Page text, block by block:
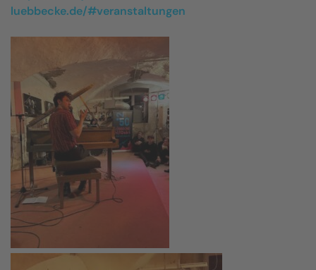
luebbecke.de/#veranstaltungen